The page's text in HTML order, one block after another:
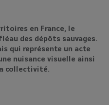
en France, le
des dépôts sauvages.
qui représente un acte
nuisance visuelle ainsi
collectivité.